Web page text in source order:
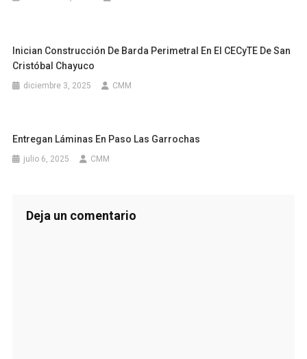
Inician Construcción De Barda Perimetral En El CECyTE De San
Cristóbal Chayuco
diciembre 3, 2025 CMM
Entregan Láminas En Paso Las Garrochas
julio 6, 2025 CMM
Deja un comentario